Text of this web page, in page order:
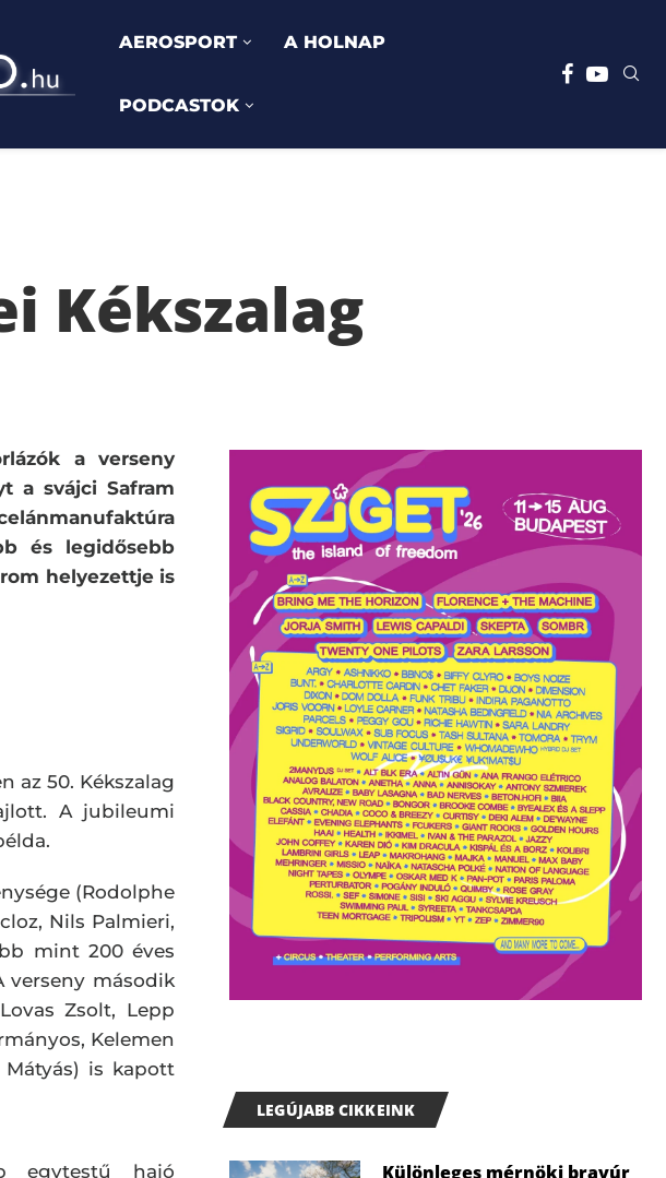
AEROSPORT A HOLNAP
PODCASTOK
Kékszalag
a verseny
a svájci Safram
és legidősebb
helyezettje is
az 50. Kékszalag
A jubileumi
(Rodolphe
Nils Palmieri,
mint 200 éves
verseny második
Zsolt, Lepp
Kelemen
Mátyás) is kapott
egytestű hajó
LEGÚJABB CIKKEINK
Különleges mérnöki bravúr